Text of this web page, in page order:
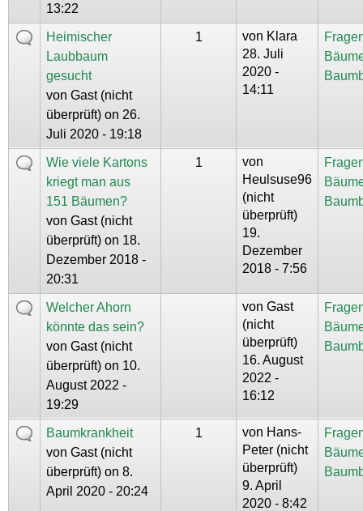
13:22
Heimischer
Laubbaum
gesucht
von Gast (nicht
überprüft) on 26.
Juli 2020 - 19:18
1 von Klara
28. Juli
2020 -
14:11
Wie viele Kartons
kriegt man aus
151 Bäumen?
von Gast (nicht
überprüft) on 18.
Dezember 2018 -
20:31
1
von
Heulsuse96
(nicht
überprüft)
19.
Dezember
2018 - 7:56
Welcher Ahorn
könnte das sein?
von Gast (nicht
überprüft) on 10.
August 2022 -
19:29
von Gast
(nicht
überprüft)
16. August
2022 -
16:12
Baumkrankheit
von Gast (nicht
überprüft) on 8.
April 2020 - 20:24
1 von Hans-
Peter (nicht
überprüft)
9. April
2020 - 8:42